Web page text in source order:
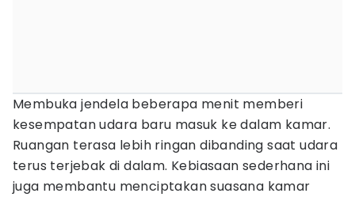
Membuka jendela beberapa menit memberi
kesempatan udara baru masuk ke dalam kamar.
Ruangan terasa lebih ringan dibanding saat udara
terus terjebak di dalam. Kebiasaan sederhana ini
juga membantu menciptakan suasana kamar